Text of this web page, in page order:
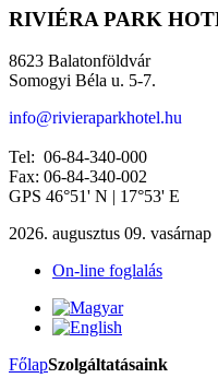
RIVIÉRA PARK
8623 Balatonföldvár
Somogyi Béla u. 5-7.
info@rivieraparkhotel.hu
Tel: 06-84-340-000
Fax: 06-84-340-002
GPS 46°51' N | 17°53' E
2026. augusztus 09. vasárnap
On-line foglalás
FőlapSzolgáltatásaink